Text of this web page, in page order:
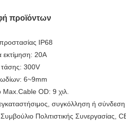
προϊόντων
IP68
20A
τάσης: 300V
6~9mm
OD: 9 χιλ.
συγκόλληση ή
Πολιτιστικής Συνεργασίας,